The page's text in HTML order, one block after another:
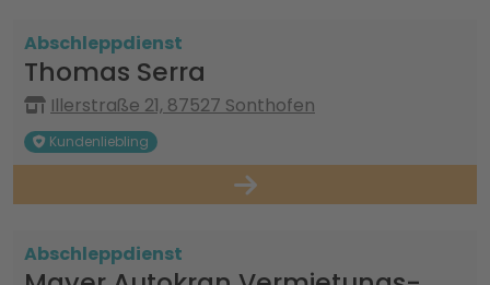
Abschleppdienst
Thomas Serra
Illerstraße 21, 87527 Sonthofen
Kundenliebling
Abschleppdienst